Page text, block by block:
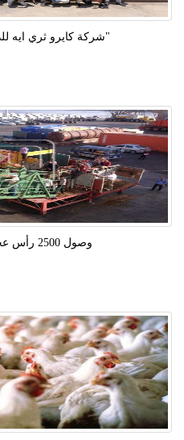
"شركة كايرو ثري ايه
وصول 2500 رأس عجول حية بوزن 765